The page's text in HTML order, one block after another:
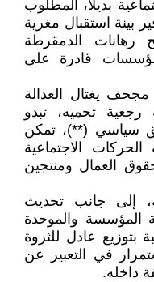
بديلا، المطلوب
بينة استقبال مغرية
رهانات الدمقرطة
قادرة على
يغتال العدالة
رجعية تحميه، تبدو
سياسي (**)، تمكن
الاجتماعية
العمال ومنتجين
إلى جانب تحديث
المؤسسة والموحدة
بتوزيع عادل للثروة
في التعبير عن
داخله.